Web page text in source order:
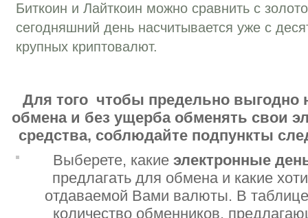
Биткоин и Лайткоин можно сравнить с
сегодняшний день насчитывается уже с
крупных криптовалют.
Для того чтобы предельно выгодно
обмена и без ущерба обменять свои
средства, соблюдайте подпункты
Выберете, какие электронные
предлагать для обмена и какие
отдаваемой Вами валюты. В таблице
количество обменников,